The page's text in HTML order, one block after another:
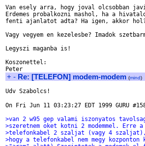
Van esely arra, hogy joval olcsobban
Erdemes probalkozni mashol, ha a
fenti ajanlatot adta? Ha igen, akkor
Vagy vegyem en kezelesbe? Imadok
Legyszi maganba is!
Koszonettel:
+ - Re: [TELEFON] modem-modem (mind)
Udv Szabolcs!
On Fri Jun 11 03:23:27 EDT 1999 GURU
>van 2 w95 gep valami iszonyatos
>szeretnem oket kotni 2 modemmel. Erre
>telefonkabel 2 szaljat (vagy 4
>hogy a telefonkabel nem megy